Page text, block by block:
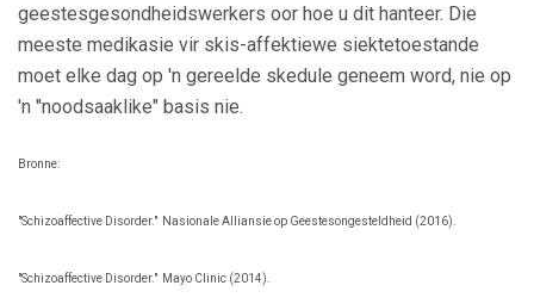
geestesgesondheidswerkers oor hoe u dit hanteer. Die
meeste medikasie vir skis-affektiewe siektetoestande
moet elke dag op 'n gereelde skedule geneem word, nie op
'n "noodsaaklike" basis nie.
Bronne:
"Schizoaffective Disorder." Nasionale Alliansie op Geestesongesteldheid (2016).
"Schizoaffective Disorder." Mayo Clinic (2014).